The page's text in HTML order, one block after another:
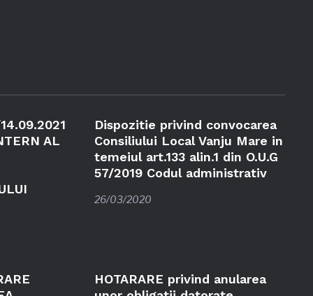
AL
Dispozitie privind convocarea
Consiliului Local Vanju Mare in
temeiul art.133 alin.1 din O.U.G
57/2019 Codul administrativ
26/03/2020
HOTARARE privind anularea